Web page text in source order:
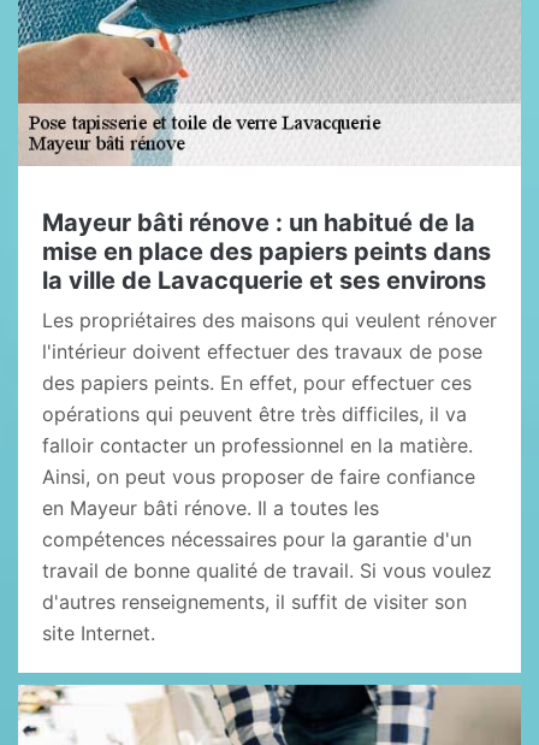
Mayeur bâti rénove : un habitué de la
mise en place des papiers peints dans
la ville de Lavacquerie et ses environs
Les propriétaires des maisons qui veulent rénover
l'intérieur doivent effectuer des travaux de pose
des papiers peints. En effet, pour effectuer ces
opérations qui peuvent être très difficiles, il va
falloir contacter un professionnel en la matière.
Ainsi, on peut vous proposer de faire confiance
en Mayeur bâti rénove. Il a toutes les
compétences nécessaires pour la garantie d'un
travail de bonne qualité de travail. Si vous voulez
d'autres renseignements, il suffit de visiter son
site Internet.